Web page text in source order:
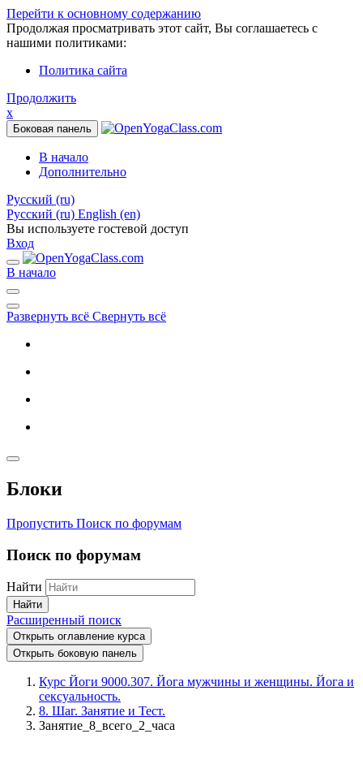
Перейти к основному содержанию
Продолжая просматривать этот сайт, Вы соглашаетесь с
нашими политиками:
Политика сайта
Продолжить
x
Боковая панель
В начало
Дополнительно
Русский ‎(ru)‎
Русский ‎(ru)‎ English ‎(en)‎
Вы используете гостевой доступ
Вход
В начало
Развернуть всё Свернуть всё
Блоки
Пропустить Поиск по форумам
Поиск по форумам
Найти
Найти
Расширенный поиск
Открыть оглавление курса
Открыть боковую панель
Курс Йоги 9000.307. Йога мужчины и женщины. Йога и
сексуальность.
8. Шаг. Занятие и Тест.
Занятие_8_всего_2_часа